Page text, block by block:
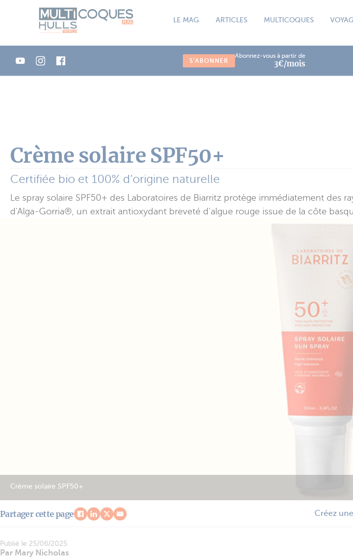
LE MAG ARTICLES MULTICOQUES
S'ABONNER
Abonnez-vous à partir de
3€/mois
Crème solaire SPF50+
Certifiée bio et 100% d’origine naturelle
Le spray solaire SPF50+ des Laboratoires de Biarritz protège immédiatement
d'Alga-Gorria®, un extrait antioxydant breveté d'algue rouge issue de la côte
Crème solaire SPF50+
Partager cette page Créez
Publié le 25/06/2025
Par Mary Nicholas
Panneau de gestion des cookies